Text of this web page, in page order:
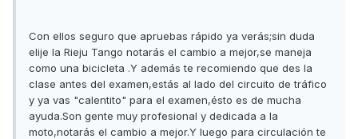
Con ellos seguro que apruebas rápido ya verás;sin duda
elije la Rieju Tango notarás el cambio a mejor,se maneja
como una bicicleta .Y además te recomiendo que des la
clase antes del examen,estás al lado del circuito de tráfico
y ya vas "calentito" para el examen,ésto es de mucha
ayuda.Son gente muy profesional y dedicada a la
moto,notarás el cambio a mejor.Y luego para circulación te